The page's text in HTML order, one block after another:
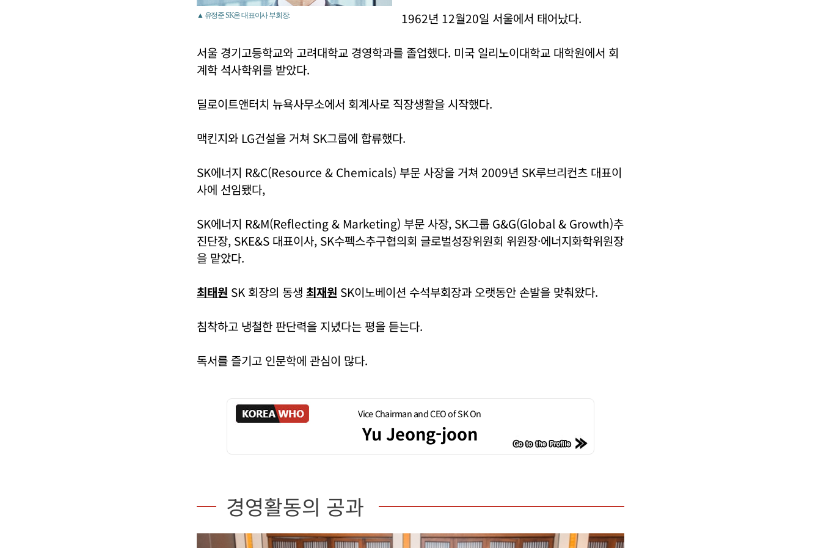
▲ 유정준 SK온 대표이사 부회장. 1962년 12월20일 서울에서 태어났다.
서울 경기고등학교와 고려대학교 경영학과를 졸업했다. 미국 일리노이대학교 대학원에서 회
계학 석사학위를 받았다.
딜로이트앤터치 뉴욕사무소에서 회계사로 직장생활을 시작했다.
맥킨지와 LG건설을 거쳐 SK그룹에 합류했다.
SK에너지 R&C(Resource & Chemicals) 부문 사장을 거쳐 2009년 SK루브리컨츠 대표이
사에 선임됐다,
SK에너지 R&M(Reflecting & Marketing) 부문 사장, SK그룹 G&G(Global & Growth)추
진단장, SKE&S 대표이사, SK수펙스추구협의회 글로벌성장위원회 위원장·에너지화학위원장
을 맡았다.
최태원 SK 회장의 동생 최재원 SK이노베이션 수석부회장과 오랫동안 손발을 맞춰왔다.
침착하고 냉철한 판단력을 지녔다는 평을 듣는다.
독서를 즐기고 인문학에 관심이 많다.
Vice Chairman and CEO of SK On
Yu Jeong-joon
경영활동의 공과